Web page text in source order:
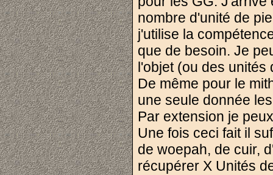
nombre d'unité de
j'utilise la
que de besoin. Je
l'objet (ou des unités
De même pour le
une seule donnée
Par extension je
Une fois ceci fait il
de woepah, de cuir,
récupérer X Unités